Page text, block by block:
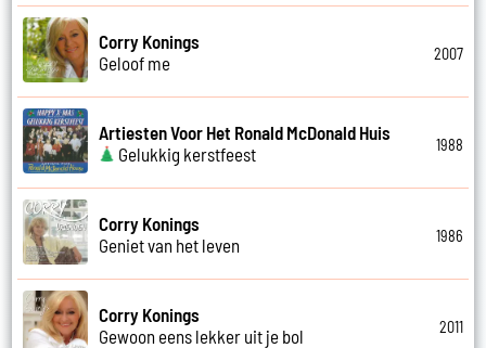
Corry Konings
Geloof me
2007
Artiesten Voor Het Ronald McDonald Huis
Gelukkig kerstfeest
1988
Corry Konings
Geniet van het leven
1986
Corry Konings
Gewoon eens lekker uit je bol
2011